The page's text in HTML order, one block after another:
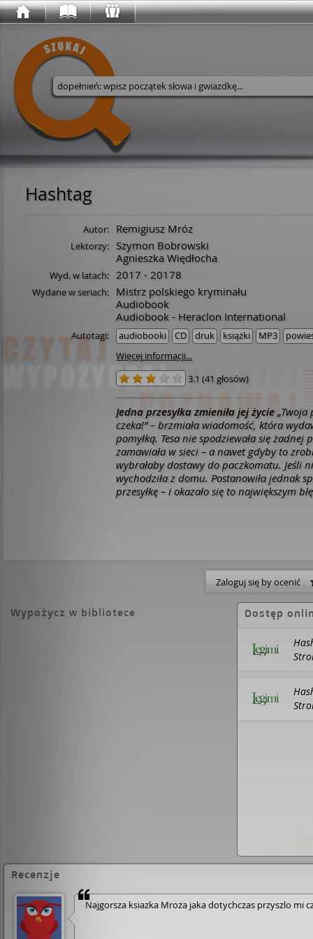
Wyszukaj w serwisie
Hashtag
Autor: Remigiusz Mróz
Lektorzy:
Szymon Bobrowski
Agnieszka Więdłocha
Wyd. w latach: 2017 - 20178
Wydane w seriach:
Mistrz polskiego kryminału
Audiobook
Audiobook - Heraclon International
Autotagi: audiobooki CD druk książki MP3
Więcej informacji...
3.1 (41 głosów)
Jedna przesyłka zmieniła jej życie „Twoja
czeka!” – brzmiała wiadomość, która
pomyłką. Tesa nie spodziewała się żadnej
zamawiała w sieci – a nawet gdyby to
wybrałaby dostawy do paczkomatu. Jeśli
wychodziła z domu. Postanowiła jednak
przesyłkę – i okazało się to największym
wpisy z hashtagiem #apsyda. I nie
gdyby nie fakt, że osoby te od lat
Zaloguj się by ocenić
Wypożycz w bibliotece Dostęp
Recenzje
Najgorsza ksiazka Mroza jaka dotychczas przyszlo mi